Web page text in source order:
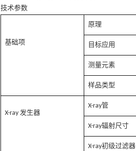
技术参数
基础项
原理
目标应用
测量元素
样品类型
X-ray 发生器
X-ray管
X-ray辐射尺寸
X-ray初级过滤器